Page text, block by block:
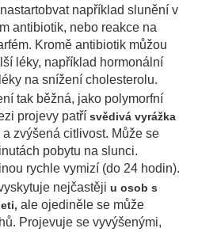
například slunění v
antibiotik, nebo reakce na
Kromě antibiotik můžou
léky, například hormonální
na snížení cholesterolu.
tak běžná, jako polymorfní
projevy patří svědivá vyrážka
a zvýšená citlivost. Může se
pobytu na slunci.
rychle vymizí (do 24 hodin).
nejčastěji u osob s
ale ojediněle se může
Projevuje se vyvýšenými,